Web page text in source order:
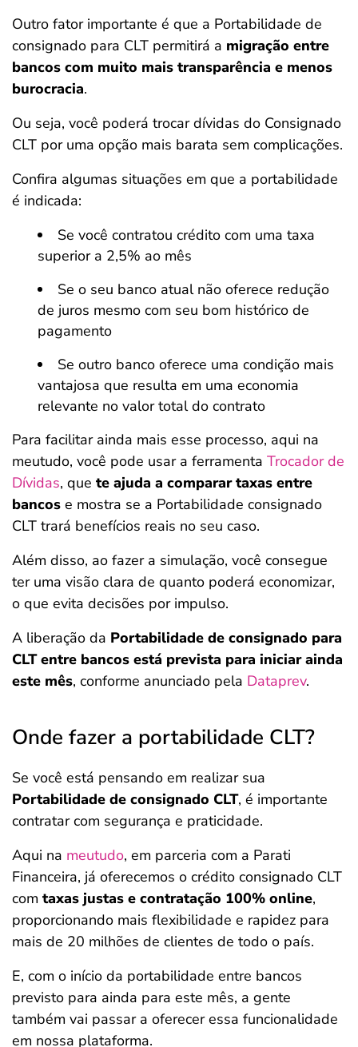
Outro fator importante é que a Portabilidade de
consignado para CLT permitirá a migração entre
bancos com muito mais transparência e menos
burocracia.
Ou seja, você poderá trocar dívidas do Consignado
CLT por uma opção mais barata sem complicações.
Confira algumas situações em que a portabilidade
é indicada:
Se você contratou crédito com uma taxa
superior a 2,5% ao mês
Se o seu banco atual não oferece redução
de juros mesmo com seu bom histórico de
pagamento
Se outro banco oferece uma condição mais
vantajosa que resulta em uma economia
relevante no valor total do contrato
Para facilitar ainda mais esse processo, aqui na
meutudo, você pode usar a ferramenta Trocador de
Dívidas, que te ajuda a comparar taxas entre
bancos e mostra se a Portabilidade consignado
CLT trará benefícios reais no seu caso.
Além disso, ao fazer a simulação, você consegue
ter uma visão clara de quanto poderá economizar,
o que evita decisões por impulso.
A liberação da Portabilidade de consignado para
CLT entre bancos está prevista para iniciar ainda
este mês, conforme anunciado pela Dataprev.
Onde fazer a portabilidade CLT?
Se você está pensando em realizar sua
Portabilidade de consignado CLT, é importante
contratar com segurança e praticidade.
Aqui na meutudo, em parceria com a Parati
Financeira, já oferecemos o crédito consignado CLT
com taxas justas e contratação 100% online,
proporcionando mais flexibilidade e rapidez para
mais de 20 milhões de clientes de todo o país.
E, com o início da portabilidade entre bancos
previsto para ainda para este mês, a gente
também vai passar a oferecer essa funcionalidade
em nossa plataforma.